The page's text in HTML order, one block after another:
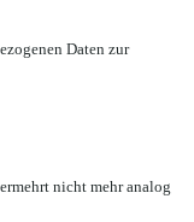
Daten zur
nicht mehr analog